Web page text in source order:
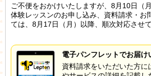
ご不便をおかけいたしますが、8月10日（
体験レッスンのお申し込み、資料請求・お
ては、8月17日（月）以降、順次対応させ
電子パンフレットでお届け
資料請求をいただいた方に